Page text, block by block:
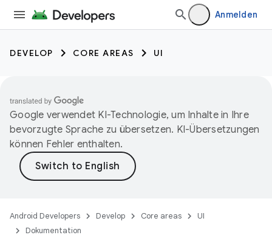
Anmelden
DEVELOP CORE AREAS UI
Google verwendet KI-Technologie, um Inhalte in Ihre
bevorzugte Sprache zu übersetzen. KI-Übersetzungen
können Fehler enthalten.
Android Developers Develop Core areas
UI
Dokumentation